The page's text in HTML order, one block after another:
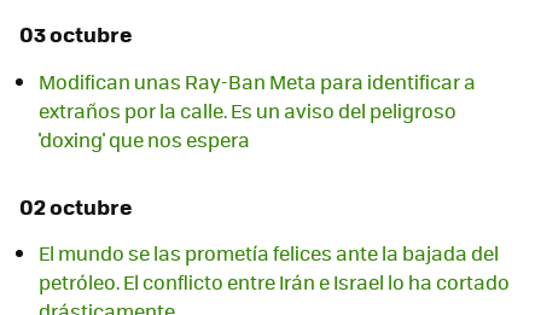
03 octubre
Modifican unas Ray-Ban Meta para identificar a
extraños por la calle. Es un aviso del peligroso
'doxing' que nos espera
02 octubre
El mundo se las prometía felices ante la bajada del
petróleo. El conflicto entre Irán e Israel lo ha cortado